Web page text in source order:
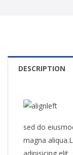
DESCRIPTION
sed do
magna
adipisicing